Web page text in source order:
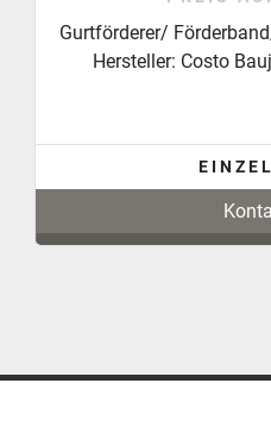
Steigband/
11,35 Meter